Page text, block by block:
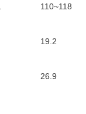
110~118
19.2
26.9